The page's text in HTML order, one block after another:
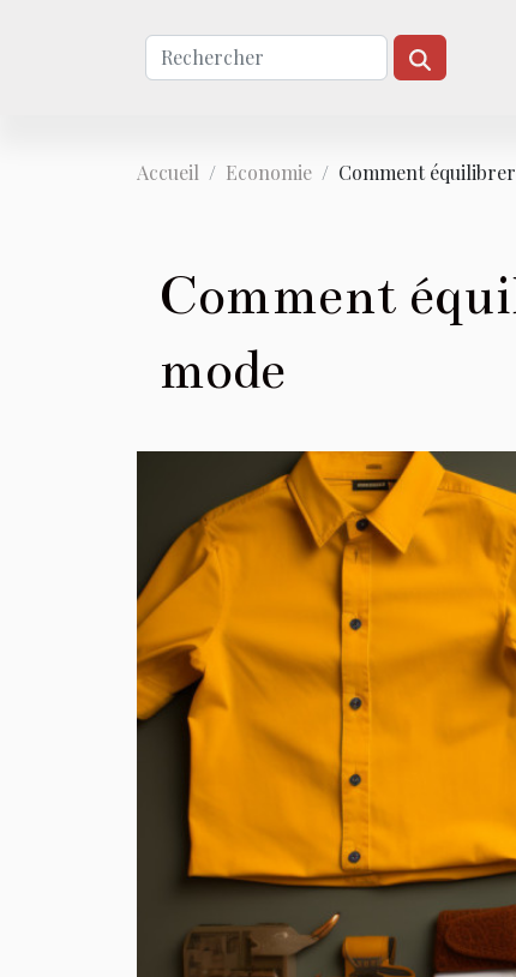
Accueil Economie Comment
Comment
mode